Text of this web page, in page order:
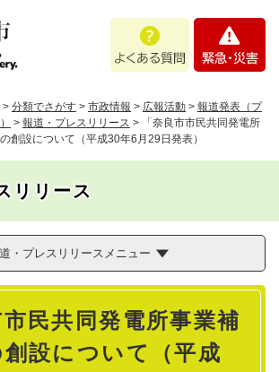
あ
問
・
> 分類でさがす > 市政情報 > 広報活動 > 報道発表（プ
> 報道・プレスリリース >
「奈良市市民共同発電所
創設について（平成30年6月29日発表）
リリース
・プレスリリースメニュー
市民共同発電所事業補
設について（平成